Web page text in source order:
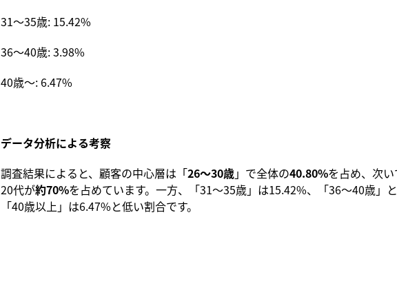
31〜35歳: 15.42%
36〜40歳: 3.98%
40歳〜: 6.47%
データ分析による考察
調査結果によると、顧客の中心層は「26〜30歳」で全体の40.80%を占め、次
20代が約70%を占めています。一方、「31〜35歳」は15.42%、「36〜40歳」
「40歳以上」は6.47%と低い割合です。